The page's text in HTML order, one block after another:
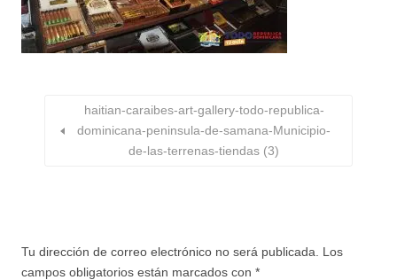
haitian-caraibes-art-gallery-todo-republica-
dominicana-peninsula-de-samana-Municipio-
de-las-terrenas-tiendas (3)
Tu dirección de correo electrónico no será publicada.
Los
campos obligatorios están marcados con *